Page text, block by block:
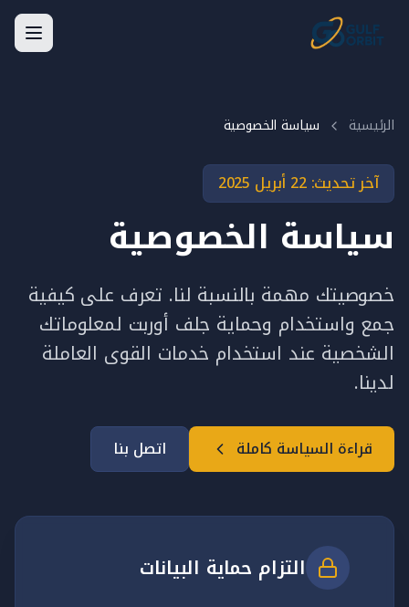
الرئيسية سياسة الخصوصية
آخر تحديث: 22 أبريل 2025
سياسة الخصوصية
خصوصيتك مهمة بالنسبة لنا. تعرف على كيفية
جمع واستخدام وحماية جلف أوربت لمعلوماتك
الشخصية عند استخدام خدمات القوى العاملة
لدينا.
قراءة السياسة كاملة اتصل بنا
التزام حماية البيانات